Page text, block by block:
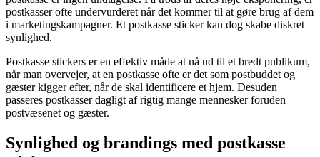
postkasser ofte undervurderet når det kommer til at gøre brug af dem
i marketingskampagner. Et postkasse sticker kan dog skabe diskret
synlighed.
Postkasse stickers er en effektiv måde at nå ud til et bredt publikum,
når man overvejer, at en postkasse ofte er det som postbuddet og
gæster kigger efter, når de skal identificere et hjem. Desuden
passeres postkasser dagligt af rigtig mange mennesker foruden
postvæsenet og gæster.
Synlighed og brandings med postkasse